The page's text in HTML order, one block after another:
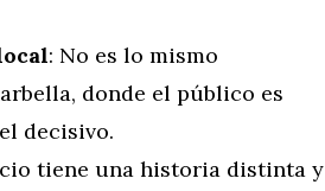
: No es lo mismo
donde el público es
decisivo.
tiene una historia distinta y